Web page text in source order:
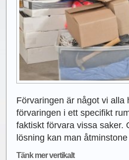
Förvaringen är något vi
förvaringen i ett specifikt
faktiskt förvara vissa saker.
lösning kan man
Tänk mer vertikalt